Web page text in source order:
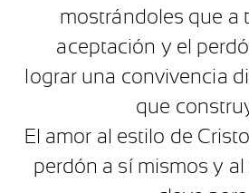
mostrándoles que a
aceptación y el
lograr una convivencia
que
El amor al estilo de
perdón a sí mismos y